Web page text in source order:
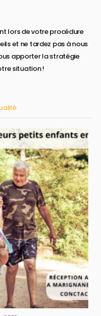
et ne tardez pas à nous
apporter la stratégie
situation !